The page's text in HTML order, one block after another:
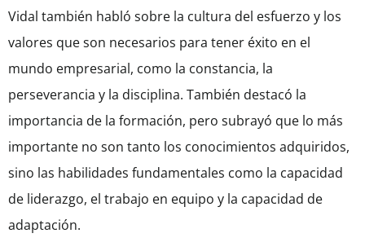
Vidal también habló sobre la cultura del esfuerzo y los
valores que son necesarios para tener éxito en el
mundo empresarial, como la constancia, la
perseverancia y la disciplina. También destacó la
importancia de la formación, pero subrayó que lo más
importante no son tanto los conocimientos adquiridos,
sino las habilidades fundamentales como la capacidad
de liderazgo, el trabajo en equipo y la capacidad de
adaptación.